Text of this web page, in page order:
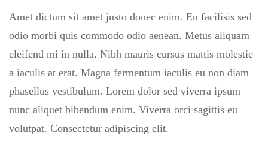
Amet dictum sit amet justo donec enim. Eu facilisis sed
odio morbi quis commodo odio aenean. Metus aliquam
eleifend mi in nulla. Nibh mauris cursus mattis molestie
a iaculis at erat. Magna fermentum iaculis eu non diam
phasellus vestibulum. Lorem dolor sed viverra ipsum
nunc aliquet bibendum enim. Viverra orci sagittis eu
volutpat. Consectetur adipiscing elit.